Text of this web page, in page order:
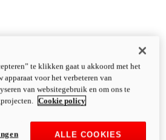
te klikken gaat u akkoord met het
apparaat voor het verbeteren van
van websitegebruik en om ons te
Cookie policy
ALLE COOKIES